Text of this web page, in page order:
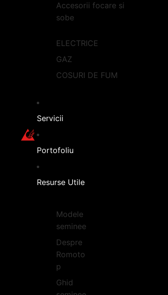
Accesorii focare si
sobe
ELECTRICE
GAZ
COSURI DE FUM
Servicii
Portofoliu
Resurse Utile
Modele
seminee
Despre
Romoto
p
Ghid